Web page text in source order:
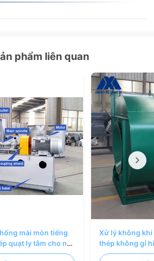
phẩm liên quan
mài mòn tiếng
quạt ly tâm cho nồi
vật liệu
Xử lý không
thép không gỉ